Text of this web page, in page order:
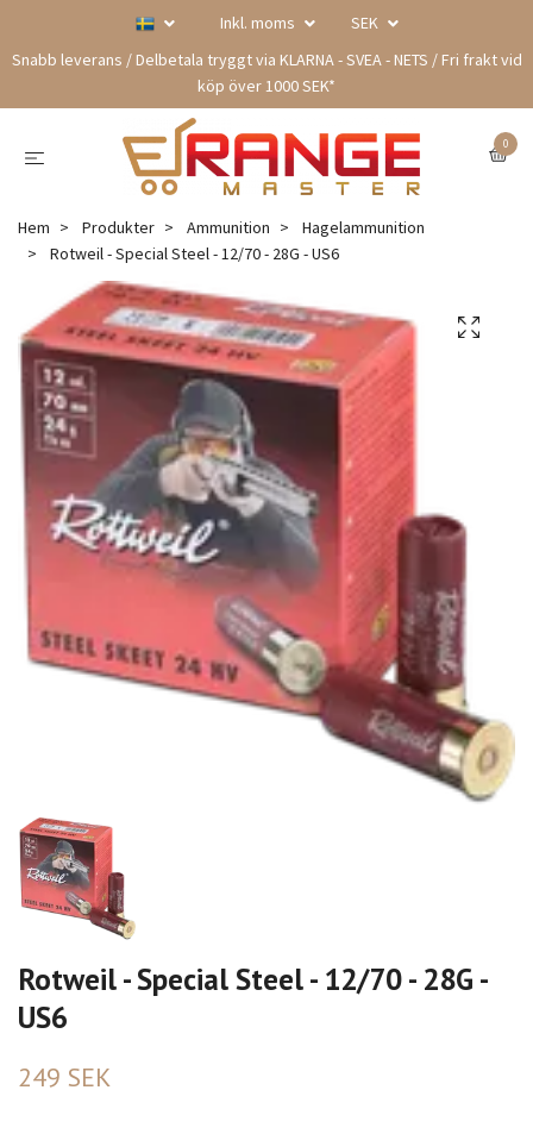
Inkl. moms
SEK
Snabb leverans / Delbetala tryggt via KLARNA - SVEA - NETS / Fri frakt vid
köp över 1000 SEK*
0
Hem Produkter Ammunition
Hagelammunition
Rotweil - Special Steel - 12/70 - 28G - US6
Rotweil - Special Steel - 12/70 - 28G -
US6
249 SEK